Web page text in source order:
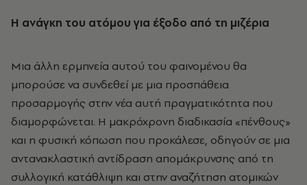
Η ανάγκη του ατόμου για έξοδο από τη μιζέρια
Μια άλλη ερμηνεία αυτού του φαινομένου θα
μπορούσε να συνδεθεί με μια προσπάθεια
προσαρμογής στην νέα αυτή πραγματικότητα που
διαμορφώνεται. Η μακρόχρονη διαδικασία «πένθους»
και η φυσική κόπωση που προκάλεσε, οδηγούν σε μια
αντανακλαστική αντίδραση απομάκρυνσης από τη
συλλογική κατάθλιψη και στην αναζήτηση ατομικών